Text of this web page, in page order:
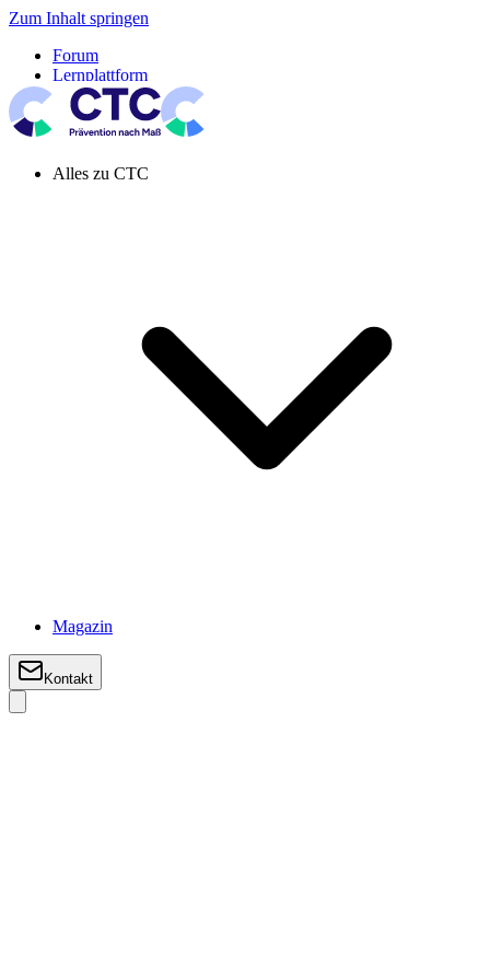
Zum Inhalt springen
Forum
Lernplattform
Pressespiegel
Newsletter
Systemeinstellung aktiv
Alles zu CTC
Magazin
Kontakt